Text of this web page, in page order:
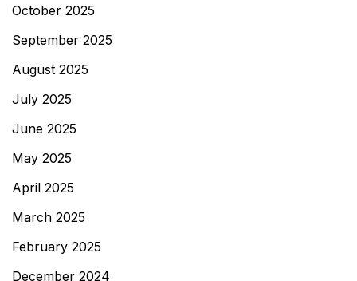
October 2025
September 2025
August 2025
July 2025
June 2025
May 2025
April 2025
March 2025
February 2025
December 2024